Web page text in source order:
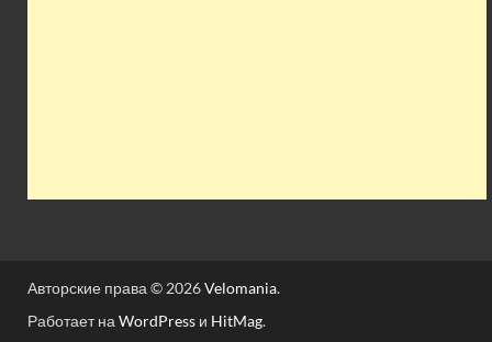
Авторские права © 2026Velomania.
Работает наWordPress и HitMag.